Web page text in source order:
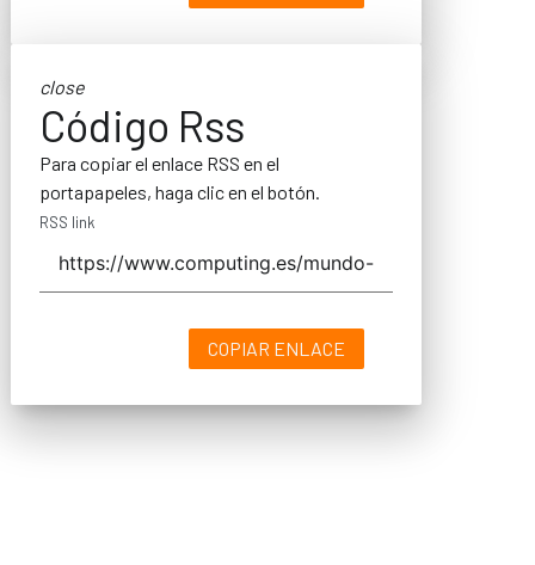
close
Código Rss
Para copiar el enlace RSS en el
portapapeles, haga clic en el botón.
RSS link
COPIAR ENLACE